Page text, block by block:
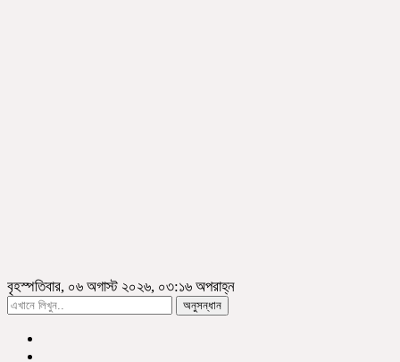
বৃহস্পতিবার, ০৬ অগাস্ট ২০২৬, ০৩:১৬ অপরাহ্ন
অনুসন্ধান